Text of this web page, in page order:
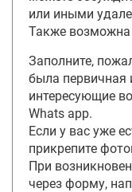
или иными
Также возможна
Заполните,
была первичная
интересующие
Whats app.
Если у вас уже
прикрепите
При
через форму,